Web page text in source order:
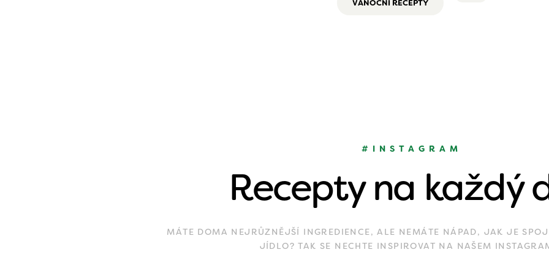
VÁNOČNÍ RECEPTY
#INSTAGRAM
Recepty na každý
MÁTE DOMA NEJRŮZNĚJŠÍ INGREDIENCE, ALE NEMÁTE NÁPAD, JAK JE
JÍDLO? TAK SE NECHTE INSPIROVAT NA NAŠEM